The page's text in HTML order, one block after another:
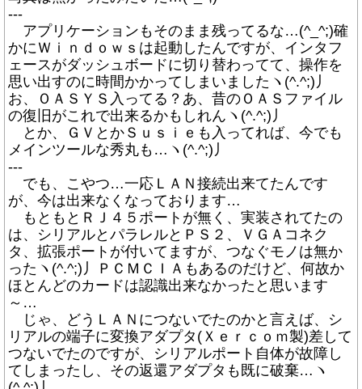
---
アプリケーションもそのまま残ってるな…(^_^;)確
かにＷｉｎｄｏｗｓは起動したんですが、インタフ
ェースがダッシュボードに切り替わってて、操作を
思い出すのに時間かかってしまいましたヽ(^.^;)丿
お、ＯＡＳＹＳ入ってる？あ、昔のＯＡＳファイル
の復旧がこれで出来るかもしれんヽ(^.^;)丿
とか、ＧＶとかＳｕｓｉｅも入ってれば、今でも
メインツールな秀丸も…ヽ(^.^;)丿
---
でも、こやつ…一応ＬＡＮ接続出来てたんです
が、今は出来なくなっております…
もともとＲＪ４５ポートが無く、実装されてたの
は、シリアルとパラレルとＰＳ２、ＶＧＡコネク
タ、拡張ポートが付いてますが、つなぐモノは無か
ったヽ(^.^;)丿ＰＣＭＣＩＡもあるのだけど、何故か
ほとんどのカードは認識出来なかったと思います
～…
じゃ、どうＬＡＮにつないでたのかと言えば、シ
リアルの端子に変換アダプタ(Ｘｅｒｃｏｍ製)差して
つないでたのですが、シリアルポート自体が故障し
てしまったし、その返還アダプタも既に破棄…ヽ